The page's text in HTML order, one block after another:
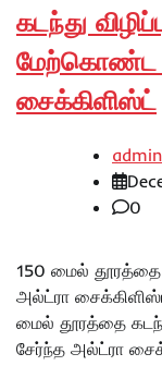
கடந்து
மேற்கொண்ட
சைக்கிளிஸ்ட்
admin
0
150 மைல்
அல்ட்ரா
மைல் தூரத்தை
சேர்ந்த அல்ட்ரா